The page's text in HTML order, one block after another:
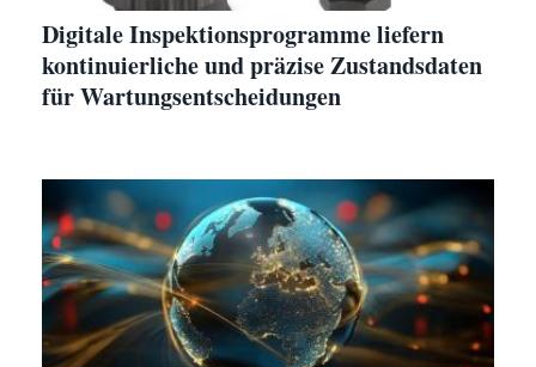
Digitale Inspektionsprogramme liefern
kontinuierliche und präzise Zustandsdaten
für Wartungsentscheidungen